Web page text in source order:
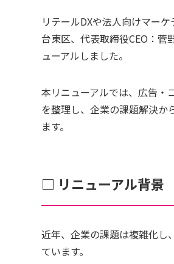
リテールDXや法人向けマー
台東区、代表取締役CEO：
ューアルしました。
本リニューアルでは、広告・
を整理し、企業の課題解決か
ます。
□ リニューアル背景
近年、企業の課題は複雑化し
ています。